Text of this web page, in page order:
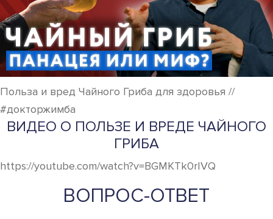
Польза и вред Чайного Гриба для здоровья //
#докторжимба
ВИДЕО О ПОЛЬЗЕ И ВРЕДЕ ЧАЙНОГО
ГРИБА
https://youtube.com/watch?v=BGMKTk0rIVQ
ВОПРОС-ОТВЕТ